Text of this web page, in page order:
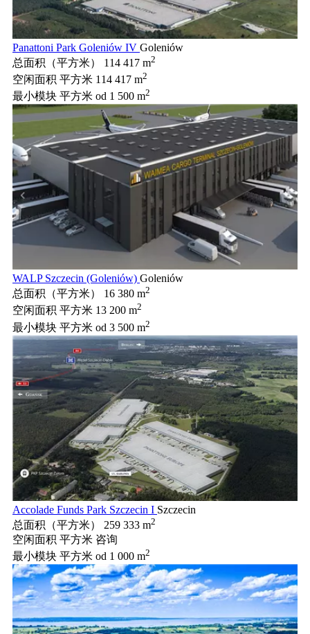
Panattoni Park Goleniów IV Goleniów
总面积（平方米）
114 417 m2
空闲面积 平方米 114 417 m2
最小模块 平方米 od 1 500 m2
WALP Szczecin (Goleniów) Goleniów
总面积（平方米）
16 380 m2
空闲面积 平方米 13 200 m2
最小模块 平方米 od 3 500 m2
Accolade Funds Park Szczecin I Szczecin
总面积（平方米）
259 333 m2
空闲面积 平方米 咨询
最小模块 平方米 od 1 000 m2